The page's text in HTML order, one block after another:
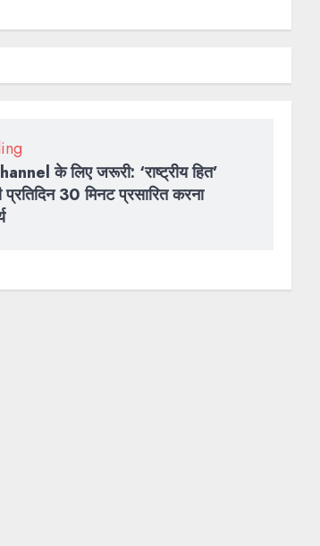
के लिए जरूरी: ‘राष्ट्रीय हित’
प्रतिदिन 30 मिनट प्रसारित करना